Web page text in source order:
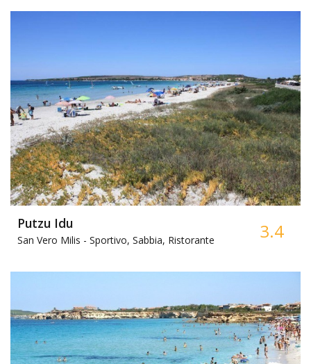
Putzu Idu
San Vero Milis - Sportivo, Sabbia, Ristorante 3.4